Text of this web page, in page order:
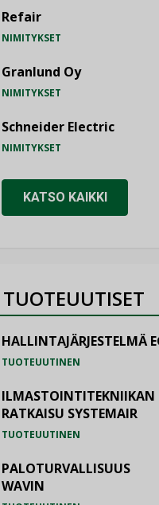
Refair
NIMITYKSET
Granlund Oy
NIMITYKSET
Schneider Electric
NIMITYKSET
KATSO KAIKKI
TUOTEUUTISET
HALLINTAJÄRJESTELMÄ
TUOTEUUTINEN
ILMASTOINTITEKNIIKAN
RATKAISU SYSTEMAIR
TUOTEUUTINEN
PALOTURVALLISUUS
WAVIN